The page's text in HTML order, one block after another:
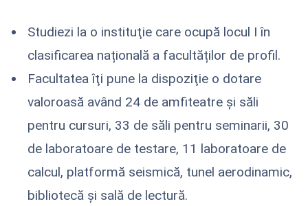
Studiezi la o instituţie care ocupă locul I în
clasificarea națională a facultăților de profil.
Facultatea îţi pune la dispoziţie o dotare
valoroasă având 24 de amfiteatre şi săli
pentru cursuri, 33 de săli pentru seminarii, 30
de laboratoare de testare, 11 laboratoare de
calcul, platformă seismică, tunel aerodinamic,
bibliotecă şi sală de lectură.